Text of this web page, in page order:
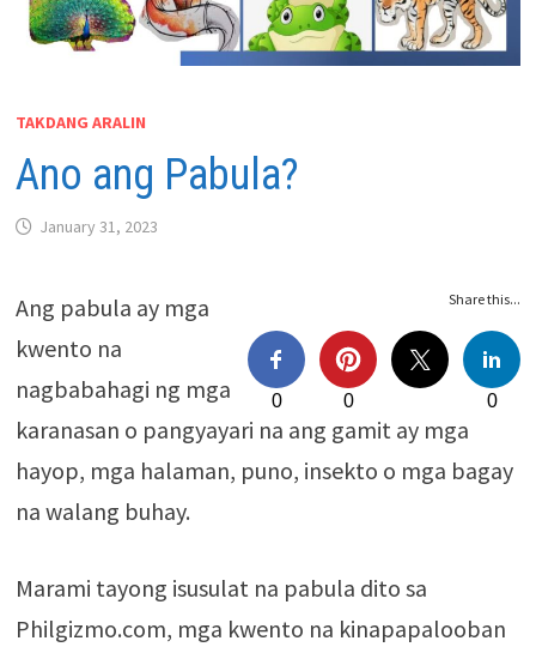
TAKDANG ARALIN
Ano ang Pabula?
January 31, 2023
Share this...
0 0 0
Ang pabula ay mga
kwento na
nagbabahagi ng mga
karanasan o pangyayari na ang gamit ay mga
hayop, mga halaman, puno, insekto o mga bagay
na walang buhay.
Marami tayong isusulat na pabula dito sa
Philgizmo.com, mga kwento na kinapapalooban